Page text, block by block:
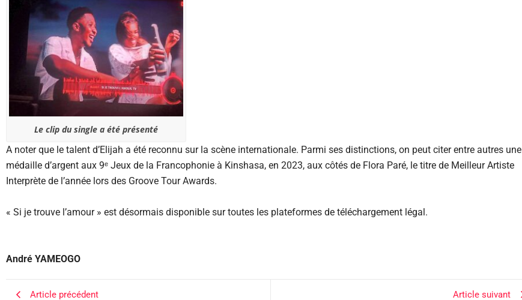
Le clip du single a été présenté
A noter que le talent d’Elijah a été reconnu sur la scène internationale. Parmi ses distinctions, on peut citer entre autres une
médaille d’argent aux 9ᵉ Jeux de la Francophonie à Kinshasa, en 2023, aux côtés de Flora Paré, le titre de Meilleur Artiste
Interprète de l’année lors des Groove Tour Awards.
« Si je trouve l’amour » est désormais disponible sur toutes les plateformes de téléchargement légal.
André YAMEOGO
Article précédent Article suivant